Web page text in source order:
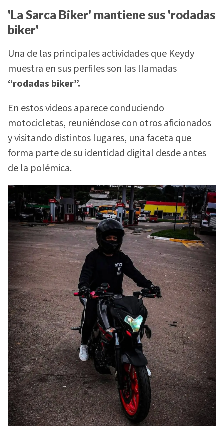
'La Sarca Biker' mantiene sus 'rodadas
biker'
Una de las principales actividades que Keydy
muestra en sus perfiles son las llamadas
“rodadas biker”.
En estos videos aparece conduciendo
motocicletas, reuniéndose con otros aficionados
y visitando distintos lugares, una faceta que
forma parte de su identidad digital desde antes
de la polémica.